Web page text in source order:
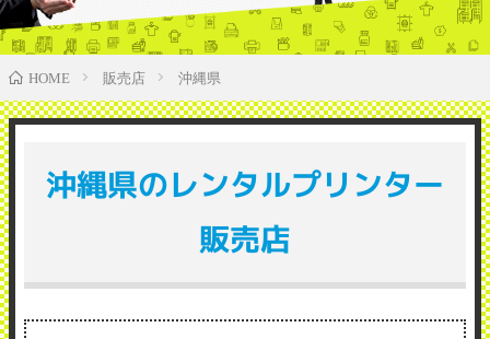
HOME 販売店 沖縄県
沖縄県のレンタルプリンター
販売店